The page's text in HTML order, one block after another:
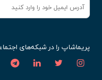
پریماشاپ را در شبکه‌های